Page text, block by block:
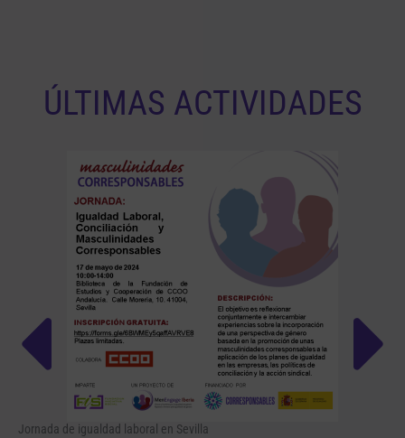
ÚLTIMAS ACTIVIDADES
Jornada de igualdad laboral en Sevilla